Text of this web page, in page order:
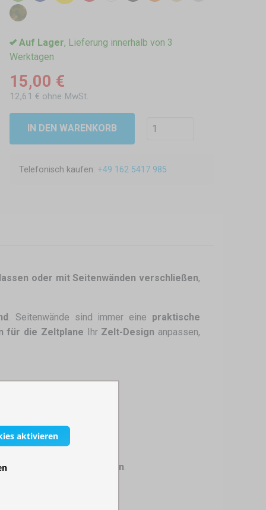
Auf Lager, Lieferung innerhalb von 3
Werktagen
15,00 €
12,61 € ohne MwSt.
IN DEN WARENKORB
Telefonisch kaufen: +49 162 5417 985
oder mit Seitenwänden verschließen,
. Seitenwände sind immer eine praktische
für die Zeltplane Ihr Zelt-Design anpassen,
Events oder Messen
aktivieren